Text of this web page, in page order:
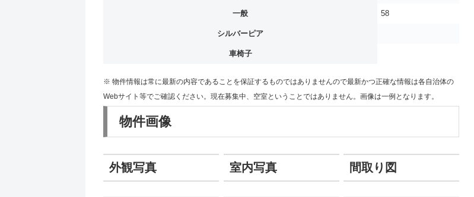
一般 58
シルバーピア
車椅子
※ 物件情報は常に最新の内容であることを保証するものではありませんので最新かつ正確な情報は各自治体の
Webサイト等でご確認ください。現在募集中、空室ということではありません。画像は一例となります。
物件画像
外観写真 室内写真 間取り図